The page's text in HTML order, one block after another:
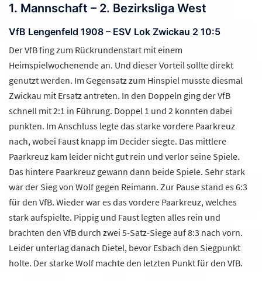
1. Mannschaft – 2. Bezirksliga West
VfB Lengenfeld 1908 – ESV Lok Zwickau 2 10:5
Der VfB fing zum Rückrundenstart mit einem
Heimspielwochenende an. Und dieser Vorteil sollte direkt
genutzt werden. Im Gegensatz zum Hinspiel musste diesmal
Zwickau mit Ersatz antreten. In den Doppeln ging der VfB
schnell mit 2:1 in Führung. Doppel 1 und 2 konnten dabei
punkten. Im Anschluss legte das starke vordere Paarkreuz
nach, wobei Faust knapp im Decider siegte. Das mittlere
Paarkreuz kam leider nicht gut rein und verlor seine Spiele.
Das hintere Paarkreuz gewann dann beide Spiele. Sehr stark
war der Sieg von Wolf gegen Reimann. Zur Pause stand es 6:3
für den VfB. Wieder war es das vordere Paarkreuz, welches
stark aufspielte. Pippig und Faust legten alles rein und
brachten den VfB durch zwei 5-Satz-Siege auf 8:3 nach vorn.
Leider unterlag danach Dietel, bevor Esbach den Siegpunkt
holte. Der starke Wolf machte den letzten Punkt für den VfB.